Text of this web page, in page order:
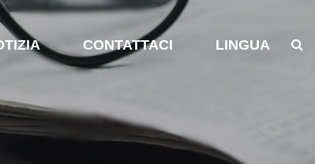
CONTATTACI LINGUA